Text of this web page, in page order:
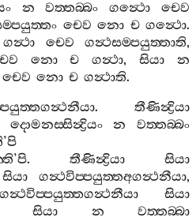
න වත‍්තබ‍්බං ගන්‍ථො
චෙව
චෙව නො ච ගන්‍ථො.
ගන්‍ථා චෙව ගන්‍ථසම‍්පයුත‍්තාති,
නො ච ගන්‍ථා,සියා
න
චෙව නො ච ගන්‍ථාති.
. තීණින්‍ද්‍රියා
දොමනස‍්සින්‍ද්‍රියං න
වත‍්තබ‍්බං
’පි
’පි. තීණින්‍ද්‍රියා
සියා
සියා ගන්‍ථවිප‍්පයුත‍්තඅගන්‍ථනීයා,
ගන්‍ථවිප‍්පයුත‍්තගන්‍ථනීයා
සියා
සියා න
වත‍්තබ‍්බා